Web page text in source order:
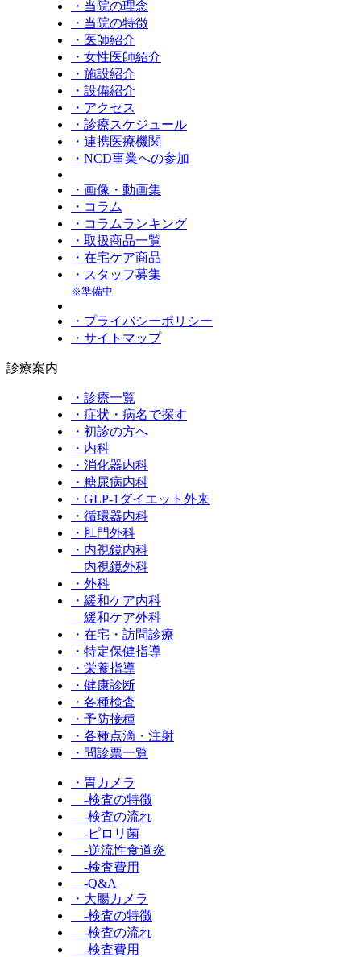
・当院の理念
・当院の特徴
・医師紹介
・女性医師紹介
・施設紹介
・設備紹介
・アクセス
・診療スケジュール
・連携医療機関
・NCD事業への参加
・画像・動画集
・コラム
・コラムランキング
・取扱商品一覧
・在宅ケア商品
・スタッフ募集
※準備中
・プライバシーポリシー
・サイトマップ
診療案内
・診療一覧
・症状・病名で探す
・初診の方へ
・内科
・消化器内科
・糖尿病内科
・GLP‐1ダイエット外来
・循環器内科
・肛門外科
・内視鏡内科
内視鏡外科
・外科
・緩和ケア内科
緩和ケア外科
・在宅・訪問診療
・特定保健指導
・栄養指導
・健康診断
・各種検査
・予防接種
・各種点滴・注射
・問診票一覧
・胃カメラ
-検査の特徴
-検査の流れ
-ピロリ菌
-逆流性食道炎
-検査費用
-Q&A
・大腸カメラ
-検査の特徴
-検査の流れ
-検査費用